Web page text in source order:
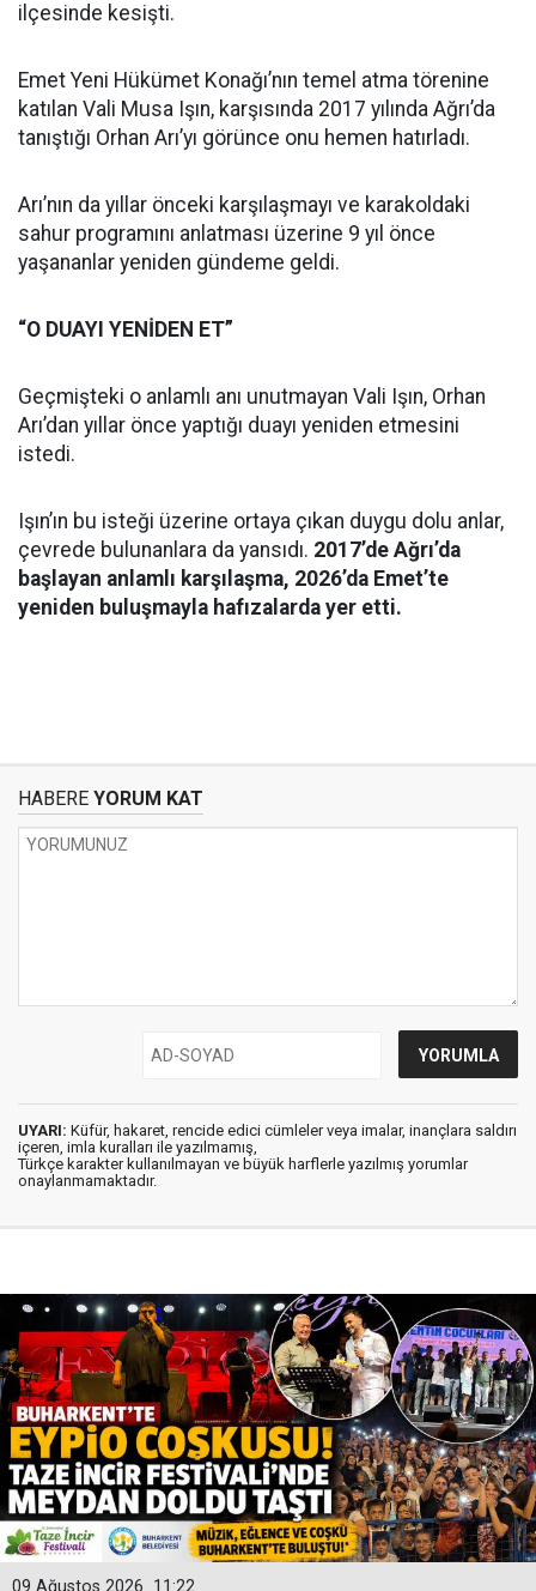
ilçesinde kesişti.
Emet Yeni Hükümet Konağı’nın temel atma törenine
katılan Vali Musa Işın, karşısında 2017 yılında Ağrı’da
tanıştığı Orhan Arı’yı görünce onu hemen hatırladı.
Arı’nın da yıllar önceki karşılaşmayı ve karakoldaki
sahur programını anlatması üzerine 9 yıl önce
yaşananlar yeniden gündeme geldi.
“O DUAYI YENİDEN ET”
Geçmişteki o anlamlı anı unutmayan Vali Işın, Orhan
Arı’dan yıllar önce yaptığı duayı yeniden etmesini
istedi.
Işın’ın bu isteği üzerine ortaya çıkan duygu dolu anlar,
çevrede bulunanlara da yansıdı. 2017’de Ağrı’da
başlayan anlamlı karşılaşma, 2026’da Emet’te
yeniden buluşmayla hafızalarda yer etti.
HABERE YORUM KAT
UYARI: Küfür, hakaret, rencide edici cümleler veya imalar, inançlara saldırı
içeren, imla kuralları ile yazılmamış,
Türkçe karakter kullanılmayan ve büyük harflerle yazılmış yorumlar
onaylanmamaktadır.